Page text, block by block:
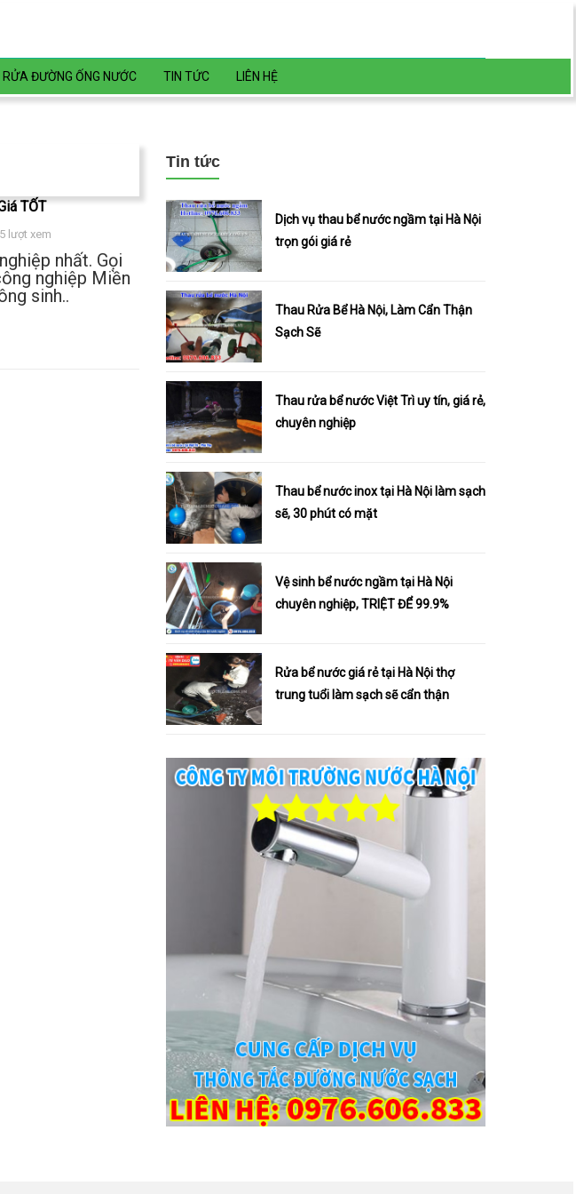
RỬA ĐƯỜNG ỐNG NƯỚC TIN TỨC LIÊN HỆ
TỐT
lượt xem
nhất. Gọi
nghiệp Miền
sinh..
Tin tức
Dịch vụ thau bể nước ngầm tại Hà Nội
trọn gói giá rẻ
Thau Rửa Bể Hà Nội, Làm Cẩn Thận
Sạch Sẽ
Thau rửa bể nước Việt Trì uy tín, giá rẻ,
chuyên nghiệp
Thau bể nước inox tại Hà Nội làm sạch
sẽ, 30 phút có mặt
Vệ sinh bể nước ngầm tại Hà Nội
chuyên nghiệp, TRIỆT ĐỂ 99.9%
Rửa bể nước giá rẻ tại Hà Nội thợ
trung tuổi làm sạch sẽ cẩn thận
Tìm